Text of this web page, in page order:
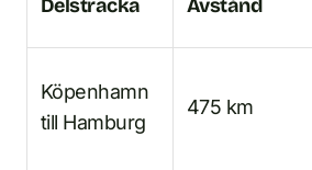
Delsträcka Avstånd
Köpenhamn
till Hamburg
475 km